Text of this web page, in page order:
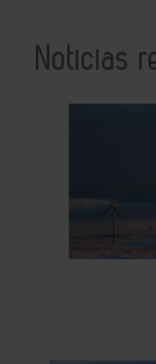
Noticias